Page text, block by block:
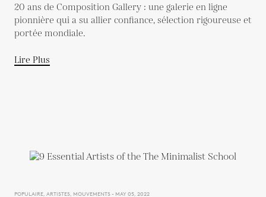
20 ans de Composition Gallery : une galerie en ligne
pionnière qui a su allier confiance, sélection rigoureuse et
portée mondiale.
Lire Plus
POPULAIRE, ARTISTES, MOUVEMENTS - MAY 05, 2022